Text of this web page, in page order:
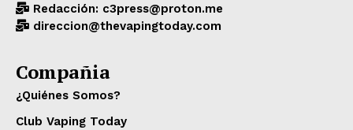
Redacción: c3press@proton.me
direccion@thevapingtoday.com
Compañia
¿Quiénes Somos?
Club Vaping Today